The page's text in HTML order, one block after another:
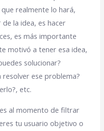
realmente lo hará,
la idea, es hacer
es más importante
motivó a tener esa idea,
solucionar?
resolver ese problema?
etc.
al momento de filtrar
tu usuario objetivo o